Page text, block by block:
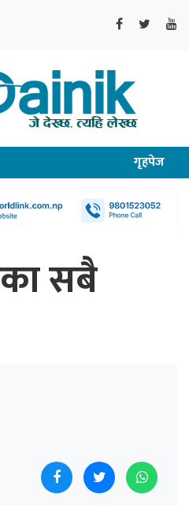
गृहपेज
सबै